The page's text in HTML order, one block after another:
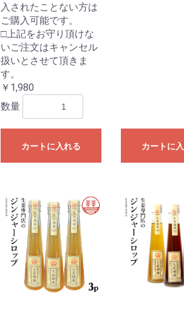
入されたことない方は
ご購入可能です。
□上記をお守り頂けな
いご注文はキャンセル
扱いとさせて頂きま
す。
￥1,980
数量
カートに入れる カートに